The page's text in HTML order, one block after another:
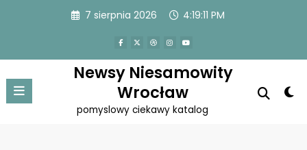
7 sierpnia 2026 4:19:11 PM
Newsy Niesamowity
Wrocław
pomyslowy ciekawy katalog